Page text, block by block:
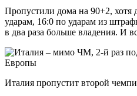
Пропустили дома на 90+2, хотя
ударам, 16:0 по ударам из
в два раза больше владения. И
Италия пропустит второй